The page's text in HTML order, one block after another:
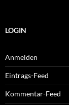
LOGIN
Anmelden
Eintrags-Feed
Kommentar-Feed